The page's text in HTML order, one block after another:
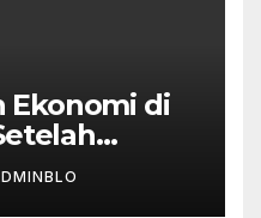
Ekonomi di